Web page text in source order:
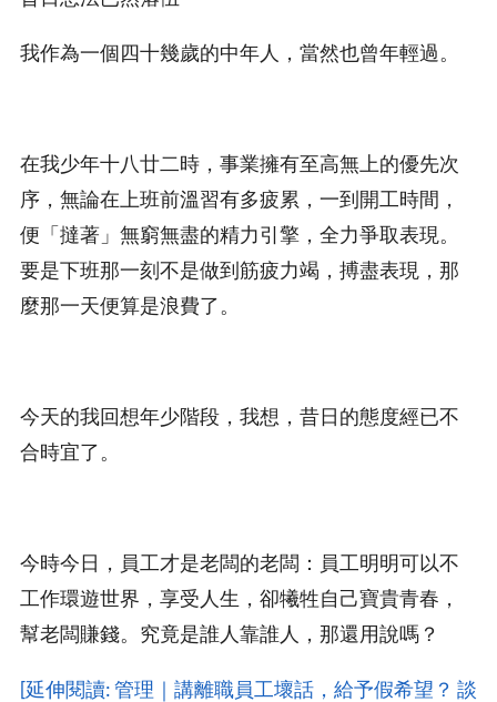
我作為一個四十幾歲的中年人，當然也曾年輕過。
在我少年十八廿二時，事業擁有至高無上的優先次
序，無論在上班前溫習有多疲累，一到開工時間，
便「撻著」無窮無盡的精力引擎，全力爭取表現。
要是下班那一刻不是做到筋疲力竭，搏盡表現，那
麼那一天便算是浪費了。
今天的我回想年少階段，我想，昔日的態度經已不
合時宜了。
今時今日，員工才是老闆的老闆：員工明明可以不
工作環遊世界，享受人生，卻犧牲自己寶貴青春，
幫老闆賺錢。究竟是誰人靠誰人，那還用說嗎？
[延伸閱讀: 管理｜講離職員工壞話，給予假希望？ 談